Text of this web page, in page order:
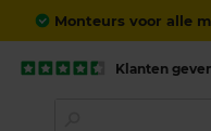
Monteurs voor alle
Klanten